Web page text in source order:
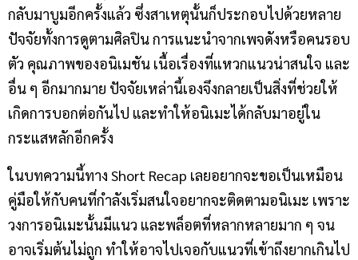
กลับมาบูมอีกครั้งแล้ว ซึ่งสาเหตุนั้นก็ประกอบไปด้วยหลาย
ปัจจัยทั้งการดูตามศิลปิน การแนะนำจากเพจดังหรือคนรอบ
ตัว คุณภาพของอนิเมชัน เนื้อเรื่องที่แหวกแนวน่าสนใจ และ
อื่น ๆ อีกมากมาย ปัจจัยเหล่านี้เองจึงกลายเป็นสิ่งที่ช่วยให้
เกิดการบอกต่อกันไป และทำให้อนิเมะได้กลับมาอยู่ใน
กระแสหลักอีกครั้ง
ในบทความนี้ทาง Short Recap เลยอยากจะขอเป็นเหมือน
คู่มือให้กับคนที่กำลังเริ่มสนใจอยากจะติดตามอนิเมะ เพราะ
วงการอนิเมะนั้นมีแนว และพล็อตที่หลากหลายมาก ๆ จน
อาจเริ่มต้นไม่ถูก ทำให้อาจไปเจอกับแนวที่เข้าถึงยากเกินไป